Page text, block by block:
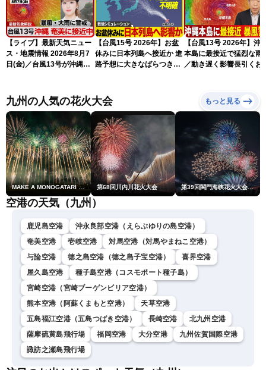
【ライブ】最新天気ニュー
ス・地震情報 2026年8月7
日(金)／台風13号が沖縄・
ュースLiVEアフタヌーン・
小林李衣奈／内藤邦裕〉
【台風15号 2026年】お盆
休みに日本列島へ接近か 進
路予想に大きなばらつき
【台風13号 2026年】沖
本島に最接近で猛烈な雨
／動き遅く影響長引くお
九州の人気の花火大会 もっと見る
MAKE A MONOGATARI 2026 第68回川内川花火大会 第39回関門海峡花火大会(門司側)
空港の天気（九州）
鹿児島空港
沖永良部空港（えらぶゆりの島空港）
奄美空港
壱岐空港
対馬空港（対馬やまねこ空港）
与論空港
徳之島空港（徳之島子宝空港）
喜界空港
屋久島空港
種子島空港（コスモポート種子島）
宮崎空港（宮崎ブーゲンビリア空港）
熊本空港（阿蘇くまもと空港）
天草空港
五島福江空港（五島つばき空港）
長崎空港
北九州空港
薩摩硫黄島飛行場
福岡空港 大分空港
九州佐賀国際空港
諏訪之瀬島飛行場